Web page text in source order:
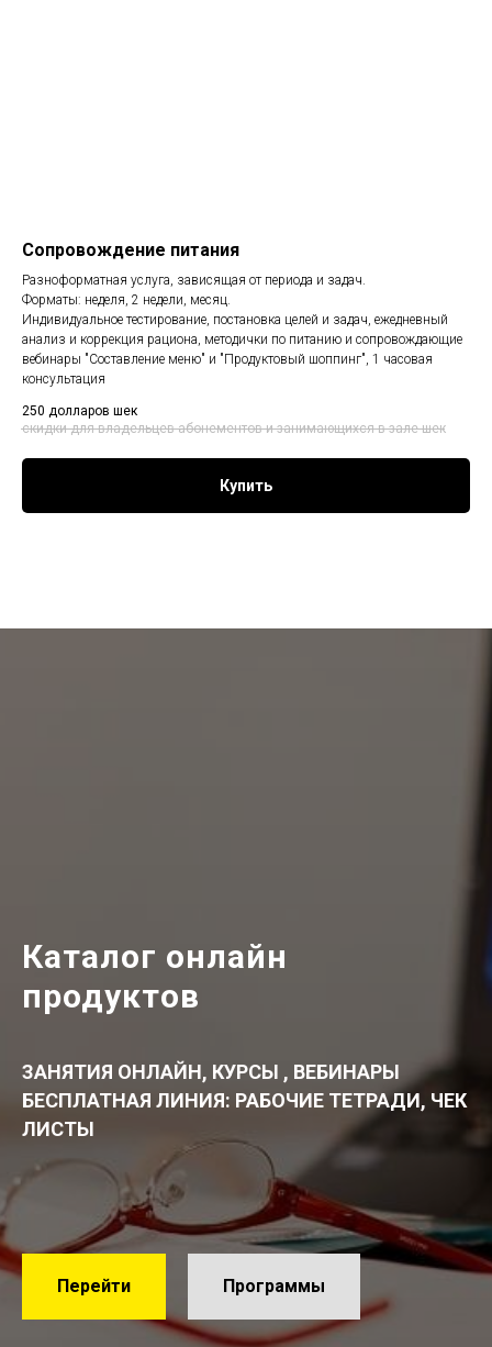
Сопровождение питания
Разноформатная услуга, зависящая от периода и задач.
Форматы: неделя, 2 недели, месяц.
Индивидуальное тестирование, постановка целей и задач, ежедневный
анализ и коррекция рациона, методички по питанию и сопровождающие
вебинары "Составление меню" и "Продуктовый шоппинг", 1 часовая
консультация
250 долларов шек
скидки для владельцев абонементов и занимающихся в зале шек
Купить
Каталог онлайн
продуктов
ЗАНЯТИЯ ОНЛАЙН, КУРСЫ , ВЕБИНАРЫ
БЕСПЛАТНАЯ ЛИНИЯ: РАБОЧИЕ ТЕТРАДИ, ЧЕК
ЛИСТЫ
Перейти Программы